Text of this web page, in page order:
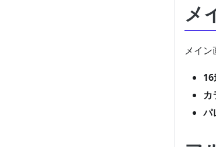
メ
メイン
カ
パ